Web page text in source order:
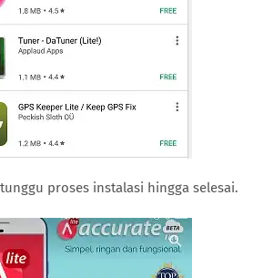
proses instalasi hingga selesai.